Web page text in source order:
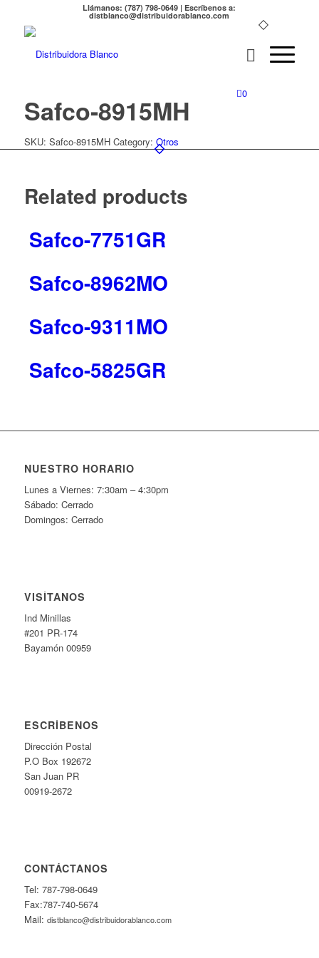
Llámanos: (787) 798-0649 | Escríbenos a:
distblanco@distribuidorablanco.com
0
Safco-8915MH
SKU: Safco-8915MH Category: Otros
Related products
Safco-7751GR
Safco-8962MO
Safco-9311MO
Safco-5825GR
NUESTRO HORARIO
Lunes a Viernes: 7:30am – 4:30pm
Sábado: Cerrado
Domingos: Cerrado
VISÍTANOS
Ind Minillas
#201 PR-174
Bayamón 00959
ESCRÍBENOS
Dirección Postal
P.O Box 192672
San Juan PR
00919-2672
CONTÁCTANOS
Tel: 787-798-0649
Fax:787-740-5674
Mail: distblanco@distribuidorablanco.com